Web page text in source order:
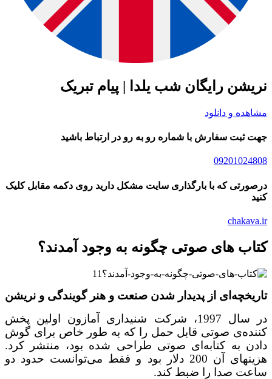
رایگان شب یلدا | پیام تبریک
و دانلود
ثبت سفارش با شماره رو به رو در ارتباط باشید
که با بارگذاری سایت مشکل دارید روی دکمه مقابل کلیک
های صوتی چگونه به وجود آمدند؟
از پدیدار شدن صنعت و هنر گویندگی و نریشن
در سال 1997، شرکت شنیداری آمازون اولین پخش
صوتی قابل حمل را که به طور خاص برای گوش
به کتابه‌ای صوتی طراحی شده بود، منتشر کرد.
هزینهای آن 200 دلار بود و فقط می‌توانست حدود دو
صدا را ضبط کند.